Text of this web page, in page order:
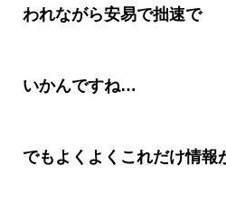
われながら安易で拙速で
いかんですね…
でもよくよくこれだけ情報